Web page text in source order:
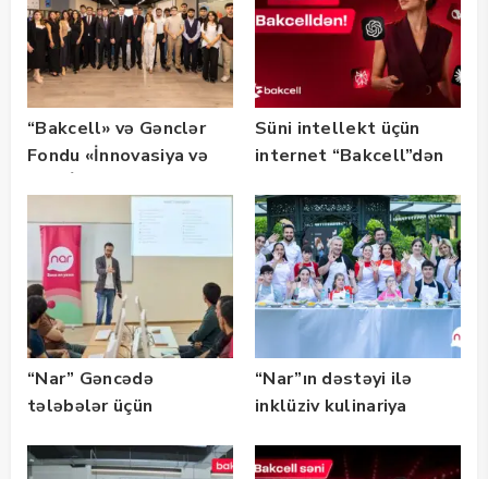
“Bakcell» və Gənclər
Fondu «İnnovasiya və
təqaüd proqramının
qalibləri ilə görüş
keçirib
Süni intellekt üçün
internet “Bakcell”dən
“Nar” Gəncədə
tələbələr üçün
təlimləri təşkil edib
“Nar”ın dəstəyi ilə
inklüziv kulinariya
keçirilib — Fotolar